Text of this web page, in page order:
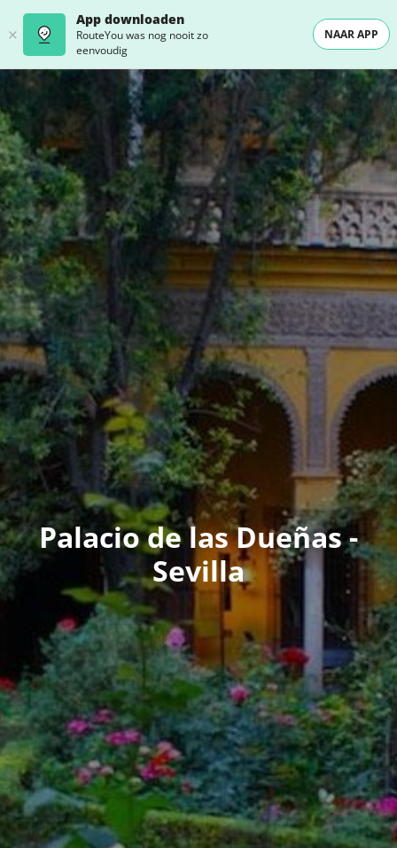
App downloaden
RouteYou was nog nooit zo
eenvoudig
NAAR APP
Palacio de las Dueñas -
Sevilla